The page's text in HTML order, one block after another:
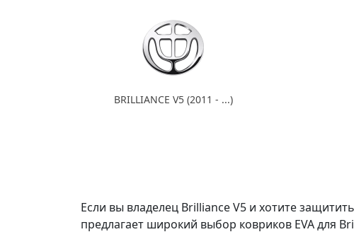
BRILLIANCE V5 (2011 - ...)
Если вы владелец Brilliance V5 и хотите
предлагает широкий выбор ковриков EVA для